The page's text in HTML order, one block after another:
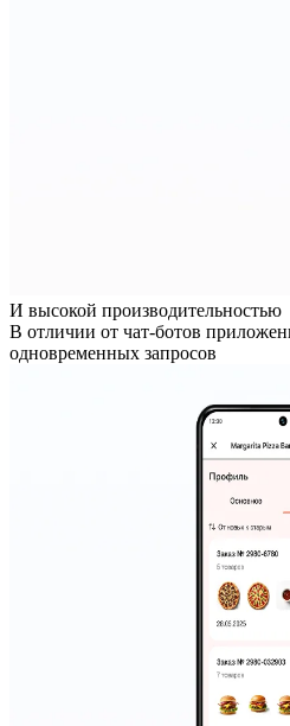
И высокой производительностью
В отличии от чат-ботов
одновременных запросов